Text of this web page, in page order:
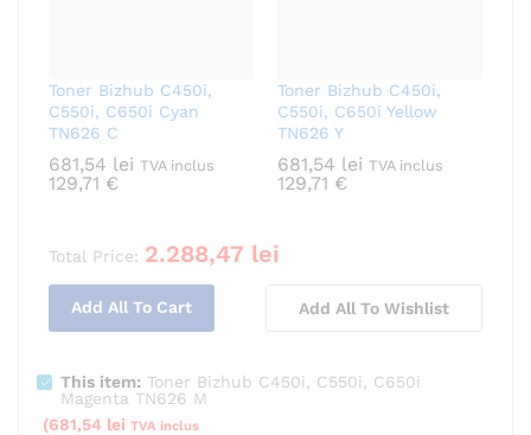
Toner Bizhub C450i,
C550i, C650i Cyan
TN626 C
681,54 lei TVA inclus
129,71 €
Toner Bizhub C450i,
C550i, C650i Yellow
TN626 Y
681,54 lei TVA inclus
129,71 €
Total Price: 2.288,47 lei
Add All To Cart Add All To Wishlist
This item: Toner Bizhub C450i, C550i, C650i
Magenta TN626 M
(681,54 lei TVA inclus